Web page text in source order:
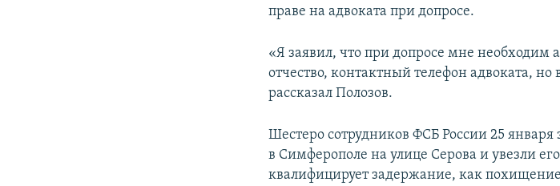
праве на адвоката при допросе.
«Я заявил, что при допросе мне необходим
отчество, контактный телефон адвоката,
рассказал Полозов.
Шестеро сотрудников ФСБ России 25
в Симферополе на улице Серова и увезли
квалифицирует задержание, как